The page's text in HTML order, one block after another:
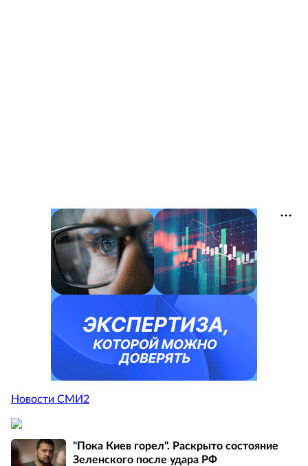
Новости СМИ2
"Пока Киев горел". Раскрыто состояние
Зеленского после удара РФ